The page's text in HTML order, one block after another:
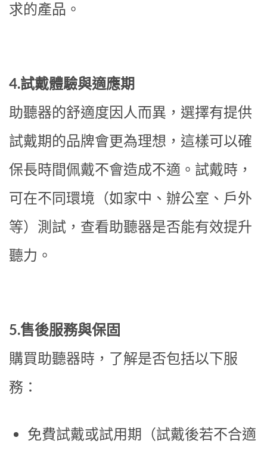
求的產品。
4.試戴體驗與適應期
助聽器的舒適度因人而異，選擇有提供
試戴期的品牌會更為理想，這樣可以確
保長時間佩戴不會造成不適。試戴時，
可在不同環境（如家中、辦公室、戶外
等）測試，查看助聽器是否能有效提升
聽力。
5.售後服務與保固
購買助聽器時，了解是否包括以下服
務：
免費試戴或試用期（試戴後若不合適